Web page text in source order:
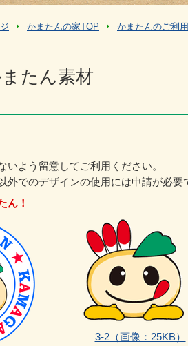
かまたんの家TOP かまたんのご利用
たん素材
いよう留意してご利用ください。
外でのデザインの使用には申請が必要
ん！
3-2（画像：25KB）